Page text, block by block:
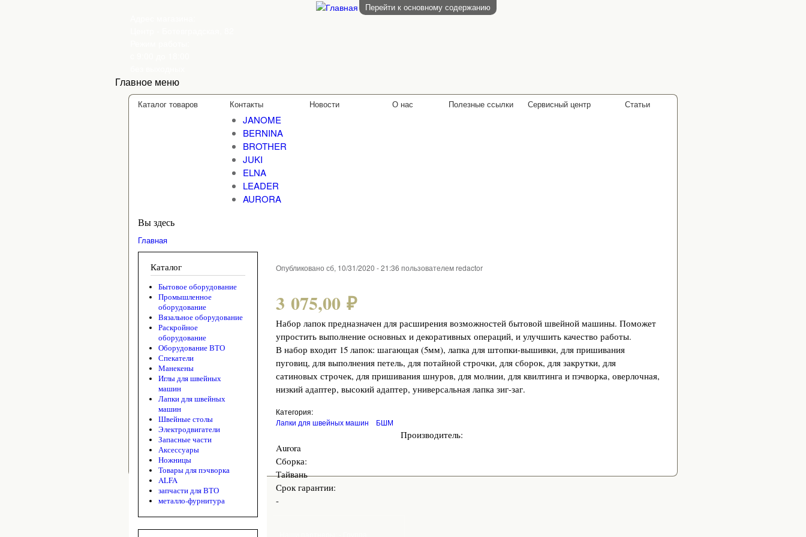
Перейти к основному содержанию
Главное меню
Каталог товаров Контакты Новости О нас Полезные ссылки Сервисный центр Статьи
JANOME
BERNINA
BROTHER
JUKI
ELNA
LEADER
AURORA
Вы здесь
Главная
Каталог
Бытовое оборудование
Промышленное
оборудование
Вязальное оборудование
Раскройное
оборудование
Оборудование ВТО
Спекатели
Манекены
Иглы для швейных
машин
Лапки для швейных
машин
Швейные столы
Электродвигатели
Запасные части
Аксессуары
Ножницы
Товары для пэчворка
ALFA
запчасти для ВТО
металло-фурнитура
Опубликовано сб, 10/31/2020 - 21:36 пользователемredactor
3 075,00 ₽
Набор лапок предназначен для расширения возможностей бытовой швейной машины. Поможет
упростить выполнение основных и декоративных операций, и улучшить качество работы.
В набор входит 15 лапок: шагающая (5мм), лапка для штопки-вышивки, для пришивания
пуговиц, для выполнения петель, для потайной строчки, для сборок, для закрутки, для
сатиновых строчек, для пришивания шнуров, для молнии, для квилтинга и пэчворка, оверлочная,
низкий адаптер, высокий адаптер, универсальная лапка зиг-заг.
Категория:
Лапки для швейных машин
БШМ
Производитель:
Aurora
Сборка:
Тайвань
Срок гарантии:
-